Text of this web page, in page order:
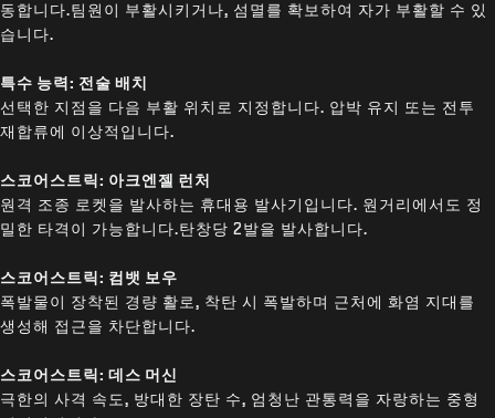
동합니다.팀원이 부활시키거나, 섬멸를 확보하여 자가 부활할 수 있
습니다.
특수 능력: 전술 배치
선택한 지점을 다음 부활 위치로 지정합니다. 압박 유지 또는 전투
재합류에 이상적입니다.
스코어스트릭: 아크엔젤 런처
원격 조종 로켓을 발사하는 휴대용 발사기입니다. 원거리에서도 정
밀한 타격이 가능합니다.탄창당 2발을 발사합니다.
스코어스트릭: 컴뱃 보우
폭발물이 장착된 경량 활로, 착탄 시 폭발하며 근처에 화염 지대를
생성해 접근을 차단합니다.
스코어스트릭: 데스 머신
극한의 사격 속도, 방대한 장탄 수, 엄청난 관통력을 자랑하는 중형